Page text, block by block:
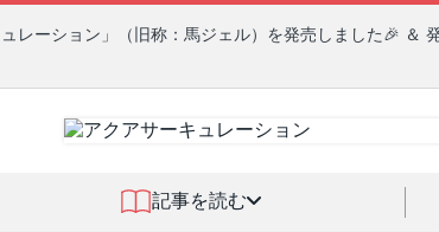
レーション」（旧称：馬ジェル）を発売しました🎉 ＆
記事を読む